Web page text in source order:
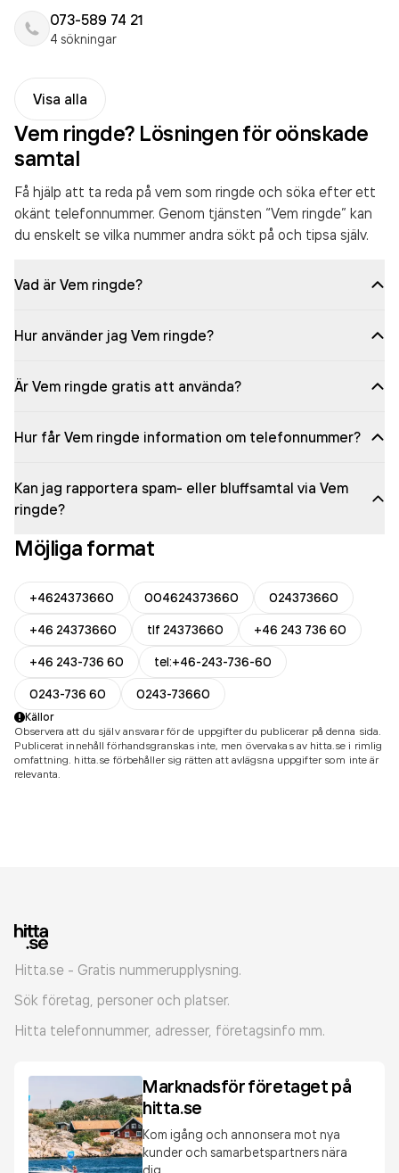
073-589 74 21
4 sökningar
Visa alla
Vem ringde? Lösningen för oönskade
samtal
Få hjälp att ta reda på vem som ringde och söka efter ett
okänt telefonnummer. Genom tjänsten “Vem ringde” kan
du enskelt se vilka nummer andra sökt på och tipsa själv.
Vad är Vem ringde?
Hur använder jag Vem ringde?
Är Vem ringde gratis att använda?
Hur får Vem ringde information om telefonnummer?
Kan jag rapportera spam- eller bluffsamtal via Vem
ringde?
Möjliga format
+4624373660 004624373660
024373660
+46 24373660
tlf 24373660
+46 243 736 60
+46 243-736 60
tel:+46-243-736-60
0243-736 60
0243-73660
Källor
Observera att du själv ansvarar för de uppgifter du publicerar på denna sida.
Publicerat innehåll förhandsgranskas inte, men övervakas av hitta.se i rimlig
omfattning. hitta.se förbehåller sig rätten att avlägsna uppgifter som inte är
relevanta.
Hitta.se - Gratis nummerupplysning.
Sök företag, personer och platser.
Hitta telefonnummer, adresser, företagsinfo mm.
Marknadsför företaget på
hitta.se
Kom igång och annonsera mot nya
kunder och samarbetspartners nära
dig.